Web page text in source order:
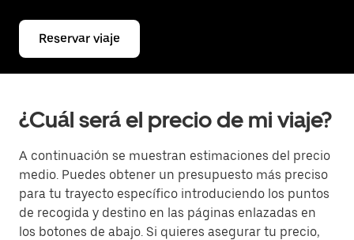
Reservar viaje
¿Cuál será el precio de mi viaje?
A continuación se muestran estimaciones del precio
medio. Puedes obtener un presupuesto más preciso
para tu trayecto específico introduciendo los puntos
de recogida y destino en las páginas enlazadas en
los botones de abajo. Si quieres asegurar tu precio,